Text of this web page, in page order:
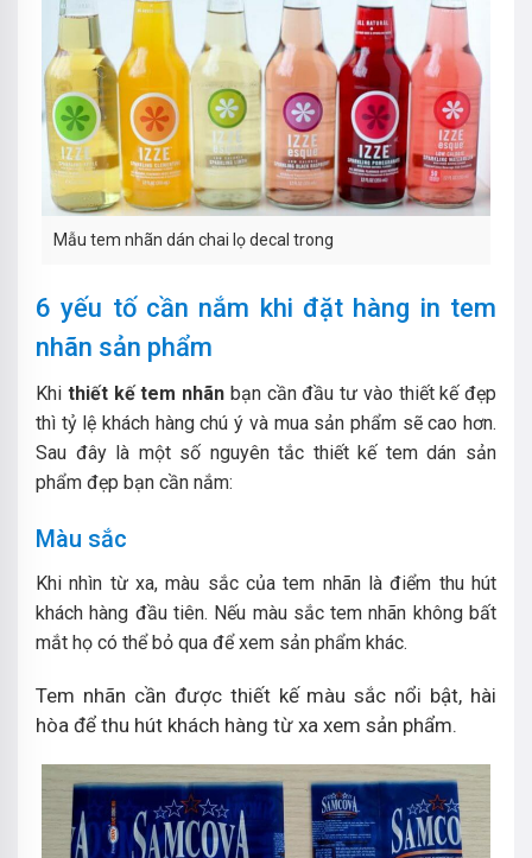
Mẫu tem nhãn dán chai lọ decal trong
6 yếu tố cần nắm khi đặt hàng in tem
nhãn sản phẩm
Khi thiết kế tem nhãn bạn cần đầu tư vào thiết kế đẹp
thì tỷ lệ khách hàng chú ý và mua sản phẩm sẽ cao hơn.
Sau đây là một số nguyên tắc thiết kế tem dán sản
phẩm đẹp bạn cần nắm:
Màu sắc
Khi nhìn từ xa, màu sắc của tem nhãn là điểm thu hút
khách hàng đầu tiên. Nếu màu sắc tem nhãn không bất
mắt họ có thể bỏ qua để xem sản phẩm khác.
Tem nhãn cần được thiết kế màu sắc nổi bật, hài
hòa để thu hút khách hàng từ xa xem sản phẩm.